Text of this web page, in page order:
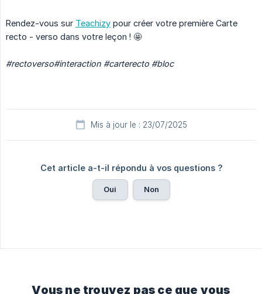
Rendez-vous sur Teachizy pour créer votre première Carte
recto - verso dans votre leçon ! 🤩
#rectoverso#interaction #carterecto #bloc
Mis à jour le : 23/07/2025
Cet article a-t-il répondu à vos questions ?
Oui Non
Vous ne trouvez pas ce que vous